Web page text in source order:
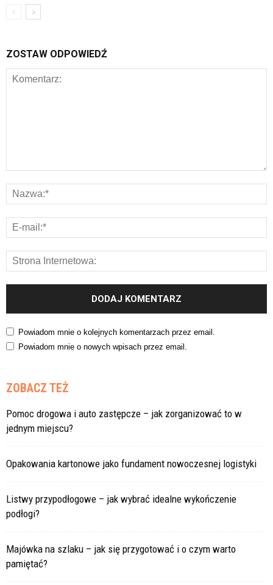
ZOSTAW ODPOWIEDŹ
Powiadom mnie o kolejnych komentarzach przez email.
Powiadom mnie o nowych wpisach przez email.
ZOBACZ TEŻ
Pomoc drogowa i auto zastępcze – jak zorganizować to w
jednym miejscu?
Opakowania kartonowe jako fundament nowoczesnej logistyki
Listwy przypodłogowe – jak wybrać idealne wykończenie
podłogi?
Majówka na szlaku – jak się przygotować i o czym warto
pamiętać?